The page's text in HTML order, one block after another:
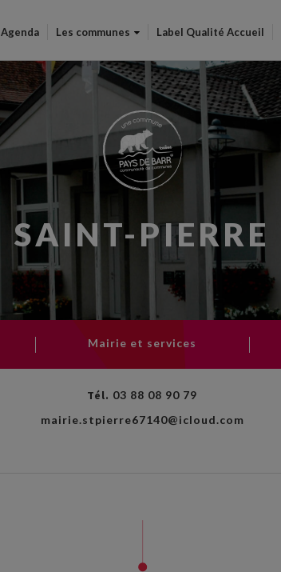
principal
Agenda Les communes Label Qualité Accueil
SAINT-PIERRE
Mairie et services
Tél. 03 88 08 90 79
mairie.stpierre67140@icloud.com